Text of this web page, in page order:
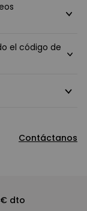
el código de
Contáctanos
dto